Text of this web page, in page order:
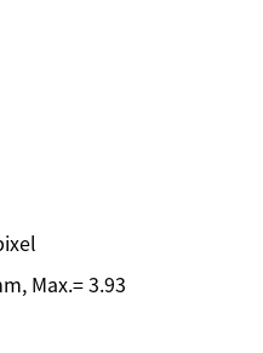
Max.= 3.93